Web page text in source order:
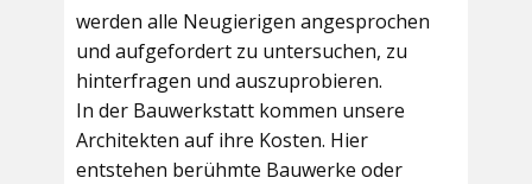
werden alle Neugierigen angesprochen
und aufgefordert zu untersuchen, zu
hinterfragen und auszuprobieren.
In der Bauwerkstatt kommen unsere
Architekten auf ihre Kosten. Hier
entstehen berühmte Bauwerke oder